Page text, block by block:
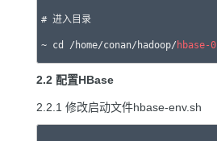
# 进入目录
~ cd /home/conan/hadoop/ hbase-0
2.2 配置HBase
2.2.1 修改启动文件hbase-env.sh